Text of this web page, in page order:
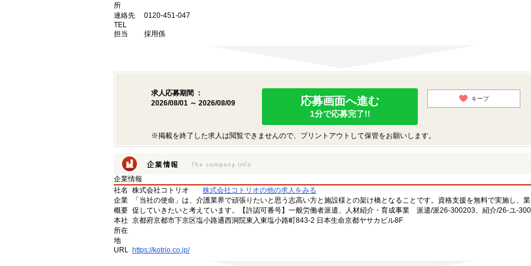
所
連絡先
TEL
0120-451-047
担当 採用係
求人応募期間 ：
2026/08/01 ～ 2026/08/09
応募画面へ進む
1分で応募完了!!
キープ
※掲載を終了した求人は閲覧できませんので、プリントアウトして保管をお願いします。
企業情報
社名
株式会社コトリオ
株式会社コトリオの他の求人をみる
企業
概要
「当社の使命」は、介護業界で頑張りたいと思う志高い方と施設様との架け橋となることです。資格支援を無料で実施し、
促していきたいと考えています。【許認可番号】一般労働者派遣、人材紹介・育成事業 派遣/派26-300203、紹介/26-ユ-
本社
所在
地
京都府京都市下京区塩小路通西洞院東入東塩小路町843-2 日本生命京都ヤサカビル8F
URL https://kotrio.co.jp/